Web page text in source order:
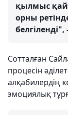
қылмыс
орны
Сотталған
процесін
алқабилердің
эмоциялық